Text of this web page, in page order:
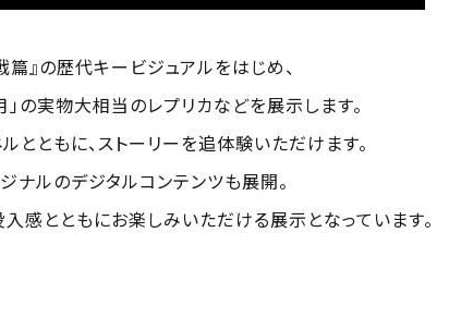
』の歴代キービジュアルをはじめ、
の実物大相当のレプリカなどを展示します。
とともに、ストーリーを追体験いただけます。
ナルのデジタルコンテンツも展開。
感とともにお楽しみいただける展示となっています。